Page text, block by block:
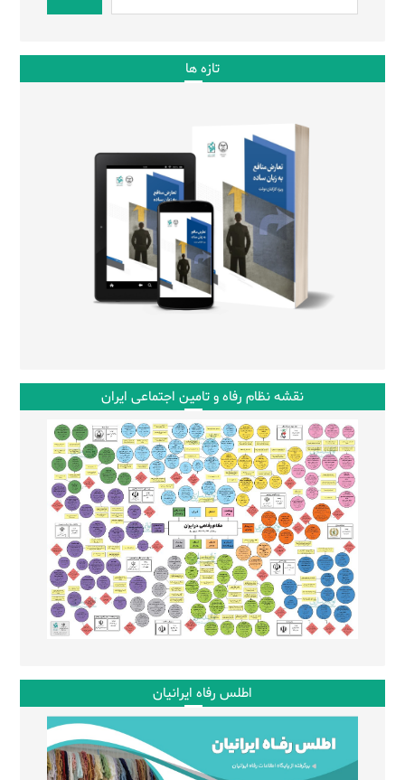
تازه ها
نقشه نظام رفاه و تامین اجتماعی ایران
اطلس رفاه ایرانیان